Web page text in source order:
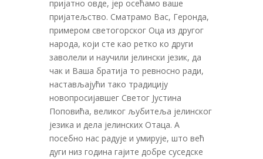
пријатно овде, јер осећамо ваше
пријатељство. Сматрамо Вас, Геронда,
примером светогорског Оца из другог
народа, који сте као ретко ко други
заволели и научили јелински језик, да
чак и Ваша братија то ревносно ради,
настављајући тако традицију
новопросијавшег Светог Јустина
Поповића, великог љубитеља јелинског
језика и дела јелинских Отаца. А
посебно нас радује и умирује, што већ
дуги низ година гајите добре суседске